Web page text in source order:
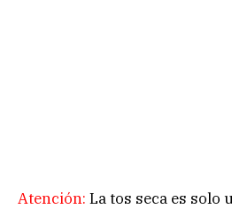
Atención: La tos seca es solo